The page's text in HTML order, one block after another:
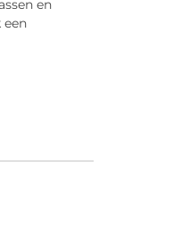
en